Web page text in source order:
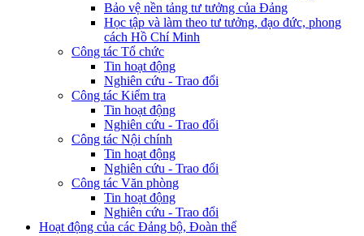
Bảo vệ nền tảng tư tưởng của Đảng
Học tập và làm theo tư tưởng, đạo đức, phong
cách Hồ Chí Minh
Công tác Tổ chức
Tin hoạt động
Nghiên cứu - Trao đổi
Công tác Kiểm tra
Tin hoạt động
Nghiên cứu - Trao đổi
Công tác Nội chính
Tin hoạt động
Nghiên cứu - Trao đổi
Công tác Văn phòng
Tin hoạt động
Nghiên cứu - Trao đổi
Hoạt động của các Đảng bộ, Đoàn thể